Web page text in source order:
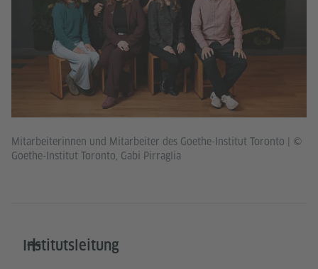
Mitarbeiterinnen und Mitarbeiter des Goethe-Institut Toronto | ©
Goethe-Institut Toronto, Gabi Pirraglia
Institutsleitung